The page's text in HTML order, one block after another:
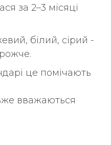
за 2–3 місяці
білий, сірий -
це помічають
вважаються